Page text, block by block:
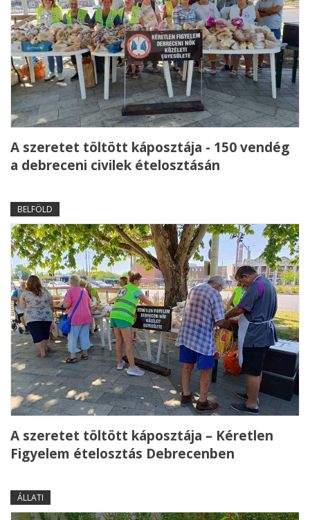
A szeretet töltött káposztája - 150 vendég
a debreceni civilek ételosztásán
BELFÖLD
A szeretet töltött káposztája – Kéretlen
Figyelem ételosztás Debrecenben
ÁLLATI